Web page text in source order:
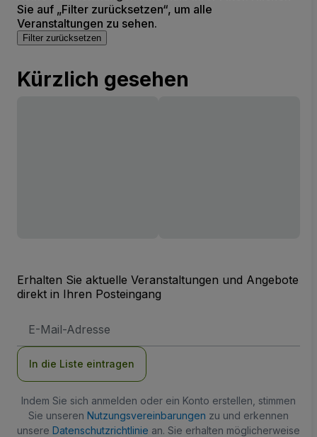
Sie auf „Filter zurücksetzen“, um alle
Veranstaltungen zu sehen.
Filter zurücksetzen
Kürzlich gesehen
Erhalten Sie aktuelle Veranstaltungen und Angebote
direkt in Ihren Posteingang
Mail-
In die Liste eintragen
Indem Sie sich anmelden oder ein Konto erstellen, stimmen
Sie unseren Nutzungsvereinbarungen zu und erkennen
unsere Datenschutzrichtlinie an. Sie erhalten möglicherweise